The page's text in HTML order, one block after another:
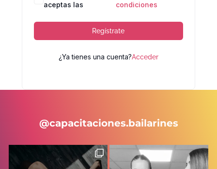
aceptas las
condiciones
Regístrate
¿Ya tienes una cuenta?Acceder
@capacitaciones.bailarines